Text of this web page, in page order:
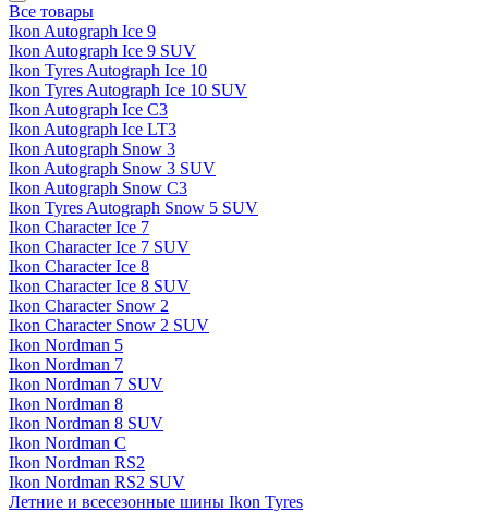
Все товары
Ikon Autograph Ice 9
Ikon Autograph Ice 9 SUV
Ikon Tyres Autograph Ice 10
Ikon Tyres Autograph Ice 10 SUV
Ikon Autograph Ice C3
Ikon Autograph Ice LT3
Ikon Autograph Snow 3
Ikon Autograph Snow 3 SUV
Ikon Autograph Snow C3
Ikon Tyres Autograph Snow 5 SUV
Ikon Character Ice 7
Ikon Character Ice 7 SUV
Ikon Character Ice 8
Ikon Character Ice 8 SUV
Ikon Character Snow 2
Ikon Character Snow 2 SUV
Ikon Nordman 5
Ikon Nordman 7
Ikon Nordman 7 SUV
Ikon Nordman 8
Ikon Nordman 8 SUV
Ikon Nordman C
Ikon Nordman RS2
Ikon Nordman RS2 SUV
Летние и всесезонные шины Ikon Tyres